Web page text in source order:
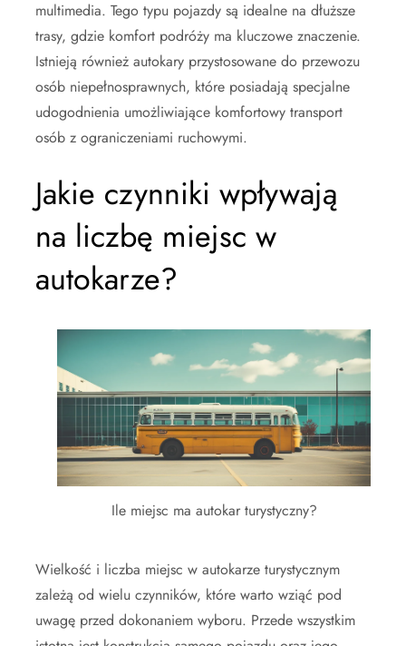
multimedia. Tego typu pojazdy są idealne na dłuższe
trasy, gdzie komfort podróży ma kluczowe znaczenie.
Istnieją również autokary przystosowane do przewozu
osób niepełnosprawnych, które posiadają specjalne
udogodnienia umożliwiające komfortowy transport
osób z ograniczeniami ruchowymi.
Jakie czynniki wpływają
na liczbę miejsc w
autokarze?
Ile miejsc ma autokar turystyczny?
Wielkość i liczba miejsc w autokarze turystycznym
zależą od wielu czynników, które warto wziąć pod
uwagę przed dokonaniem wyboru. Przede wszystkim